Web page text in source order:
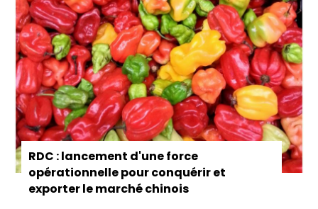
RDC : lancement d'une force
opérationnelle pour conquérir et
exporter le marché chinois